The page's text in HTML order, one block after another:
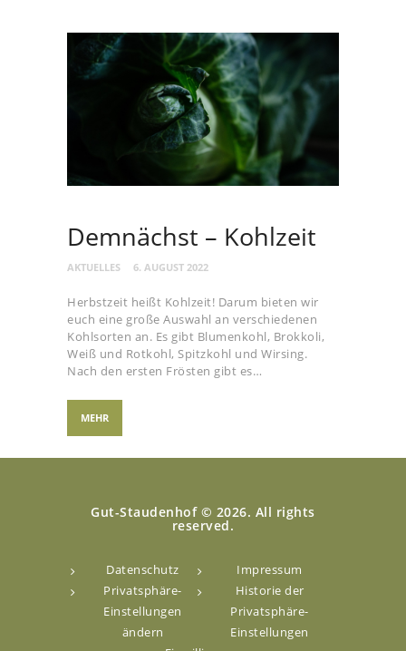
Demnächst – Kohlzeit
AKTUELLES 6. AUGUST 2022
Herbstzeit heißt Kohlzeit! Darum bieten wir
euch eine große Auswahl an verschiedenen
Kohlsorten an. Es gibt Blumenkohl, Brokkoli,
Weiß und Rotkohl, Spitzkohl und Wirsing.
Nach den ersten Frösten gibt es…
MEHR
Gut-Staudenhof © 2026. All rights
reserved.
Datenschutz
Impressum
Privatsphäre-
Einstellungen
ändern
Historie der
Privatsphäre-
Einstellungen